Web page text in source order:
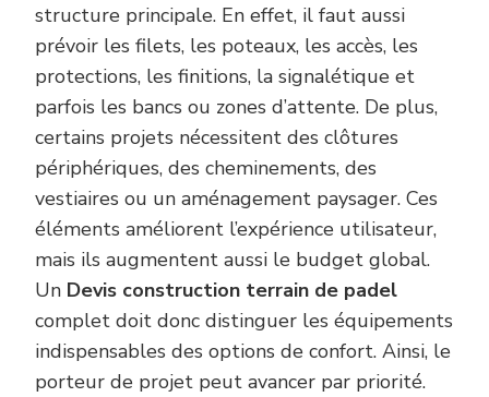
structure principale. En effet, il faut aussi
prévoir les filets, les poteaux, les accès, les
protections, les finitions, la signalétique et
parfois les bancs ou zones d’attente. De plus,
certains projets nécessitent des clôtures
périphériques, des cheminements, des
vestiaires ou un aménagement paysager. Ces
éléments améliorent l’expérience utilisateur,
mais ils augmentent aussi le budget global.
Un Devis construction terrain de padel
complet doit donc distinguer les équipements
indispensables des options de confort. Ainsi, le
porteur de projet peut avancer par priorité.